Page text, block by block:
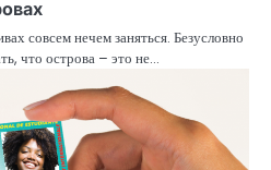
совсем нечем заняться. Безусловно
что острова – это не…